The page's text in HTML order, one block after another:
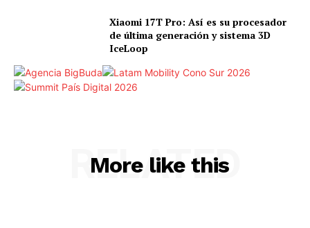
Xiaomi 17T Pro: Así es su procesador
de última generación y sistema 3D
IceLoop
More like this
RELATED